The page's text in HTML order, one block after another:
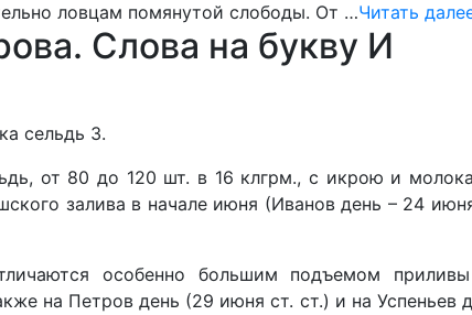
ловцам помянутой слободы. От …Читать
Слова на букву И
сельдь 3.
от 80 до 120 шт. в 16 клгрм., с икрою и
залива в начале июня (Иванов день – 24
особенно большим подъемом
на Петров день (29 июня ст. ст.) и на Успеньев